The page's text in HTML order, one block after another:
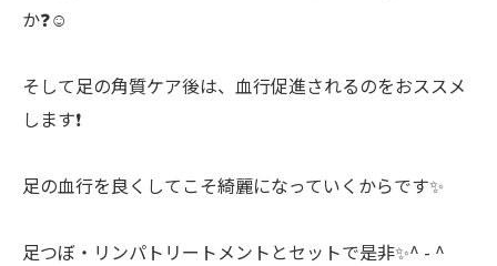
か❓☺️
そして足の角質ケア後は、血行促進されるのをおススメ
します❗️
足の血行を良くしてこそ綺麗になっていくからです✨
足つぼ・リンパトリートメントとセットで是非✨^ - ^